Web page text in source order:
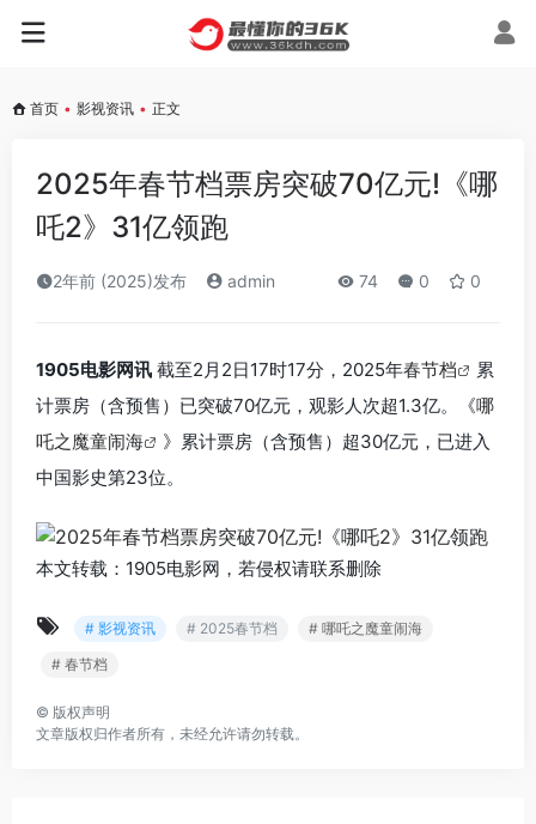
首页 • 影视资讯 • 正文
2025年春节档票房突破70亿元!《哪
吒2》31亿领跑
2年前 (2025)发布 admin 74 0 0
1905电影网讯 截至2月2日17时17分，2025年春节档
累
计票房（含预售）已突破70亿元，观影人次超1.3亿。《哪
吒之魔童闹海
》累计票房（含预售）超30亿元，已进入
中国影史第23位。
本文转载：1905电影网，若侵权请联系删除
# 影视资讯 # 2025春节档
# 哪吒之魔童闹海
# 春节档
© 版权声明
文章版权归作者所有，未经允许请勿转载。